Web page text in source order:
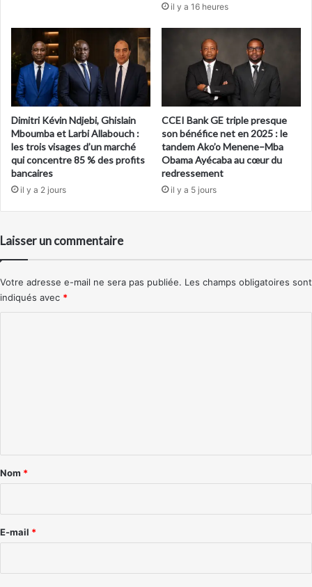
il y a 16 heures
Dimitri Kévin Ndjebi, Ghislain
Mboumba et Larbi Allabouch :
les trois visages d’un marché
qui concentre 85 % des profits
bancaires
il y a 2 jours
CCEI Bank GE triple presque
son bénéfice net en 2025 : le
tandem Ako’o Menene–Mba
Obama Ayécaba au cœur du
redressement
il y a 5 jours
Laisser un commentaire
Votre adresse e-mail ne sera pas publiée. Les champs obligatoires sont
indiqués avec *
a
e
Nom *
E-mail *